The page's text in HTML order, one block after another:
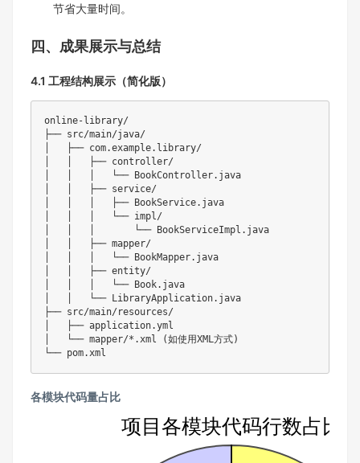
节省大量时间。
四、成果展示与总结
4.1 工程结构展示（简化版）
online-library/
├── src/main/java/
│   ├── com.example.library/
│   │   ├── controller/
│   │   │   └── BookController.java
│   │   ├── service/
│   │   │   ├── BookService.java
│   │   │   └── impl/
│   │   │       └── BookServiceImpl.java
│   │   ├── mapper/
│   │   │   └── BookMapper.java
│   │   ├── entity/
│   │   │   └── Book.java
│   │   └── LibraryApplication.java
├── src/main/resources/
│   ├── application.yml
│   └── mapper/*.xml (如使用XML方式)
各模块代码量占比
项目各模块代码行数占比